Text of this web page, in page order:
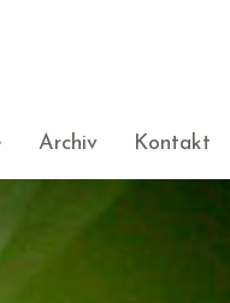
Archiv Kontakt